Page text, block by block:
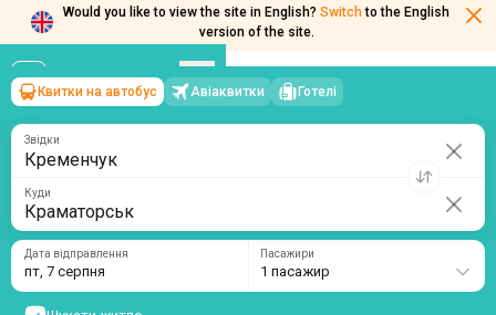
Would you like to view the site in English? Switch to the English
version of the site.
Кременчук Краматорськ
Квитки на автобус Авіаквитки Готелі
Куди
Дата відправлення
пт, 7 серпня
Шукати житло